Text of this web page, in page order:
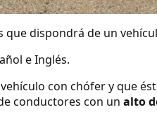
que dispondrá de un
e Inglés.
con chófer y que
conductores con un alto